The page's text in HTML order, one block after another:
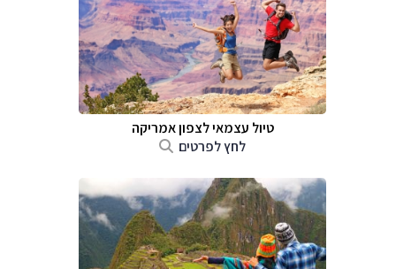
טיול עצמאי לצפון אמריקה
לחץ לפרטים